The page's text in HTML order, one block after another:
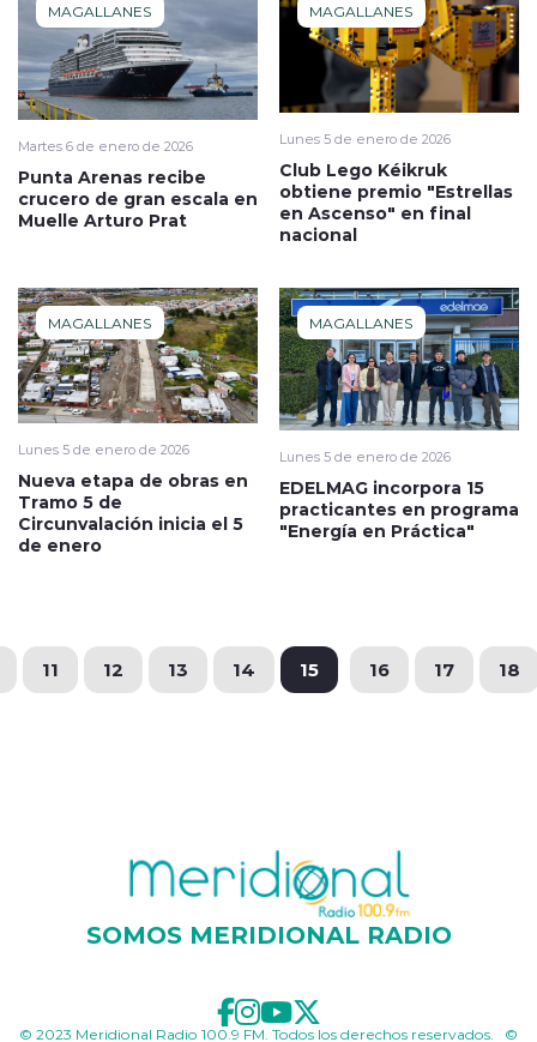
MAGALLANES
Martes 6 de enero de 2026
Punta Arenas recibe
crucero de gran escala en
Muelle Arturo Prat
MAGALLANES
Lunes 5 de enero de 2026
Club Lego Kéikruk
obtiene premio "Estrellas
en Ascenso" en final
nacional
MAGALLANES
Lunes 5 de enero de 2026
Nueva etapa de obras en
Tramo 5 de
Circunvalación inicia el 5
de enero
MAGALLANES
Lunes 5 de enero de 2026
EDELMAG incorpora 15
practicantes en programa
"Energía en Práctica"
11 12 13 14 15 16 17 18
SOMOS MERIDIONAL RADIO
© 2023 Meridional Radio 100.9 FM. Todos los derechos reservados. ©